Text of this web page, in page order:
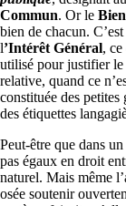
Commun. Or le
bien de chacun.
l’Intérêt Général,
utilisé pour justifier le
relative, quand ce
constituée des
des étiquettes
Peut-être que dans
pas égaux en droit
naturel. Mais même
osée soutenir